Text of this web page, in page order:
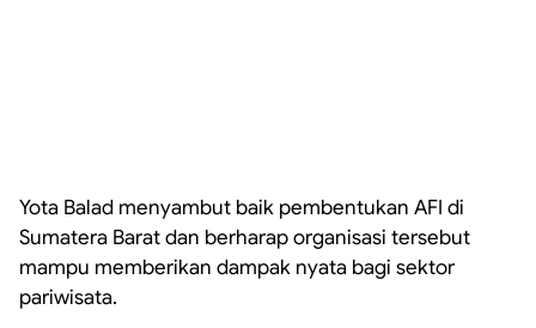
Yota Balad menyambut baik pembentukan AFI di
Sumatera Barat dan berharap organisasi tersebut
mampu memberikan dampak nyata bagi sektor
pariwisata.